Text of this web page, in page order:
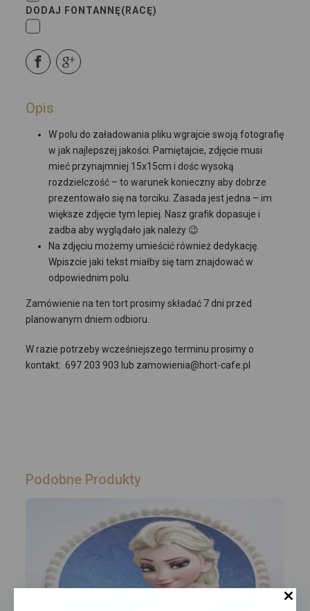
DODAJ FONTANNĘ(RACĘ)
Opis
W polu do załadowania pliku wgrajcie swoją fotografię
w jak najlepszej jakości. Pamiętajcie, zdjęcie musi
mieć przynajmniej 15x15cm i dośc wysoką
rozdzielczość – to warunek konieczny aby dobrze
prezentowało się na torciku. Zasada jest jedna – im
większe zdjęcie tym lepiej. Nasz grafik dopasuje i
zadba aby wyglądało jak należy 😉
Na zdjęciu możemy umieścić również dedykację.
Wpiszcie jaki tekst miałby się tam znajdować w
odpowiednim polu.
Zamówienie na ten tort prosimy składać 7 dni przed
planowanym dniem odbioru.
W razie potrzeby wcześniejszego terminu prosimy o
kontakt: 697 203 903 lub zamowienia@hort-cafe.pl
Podobne Produkty